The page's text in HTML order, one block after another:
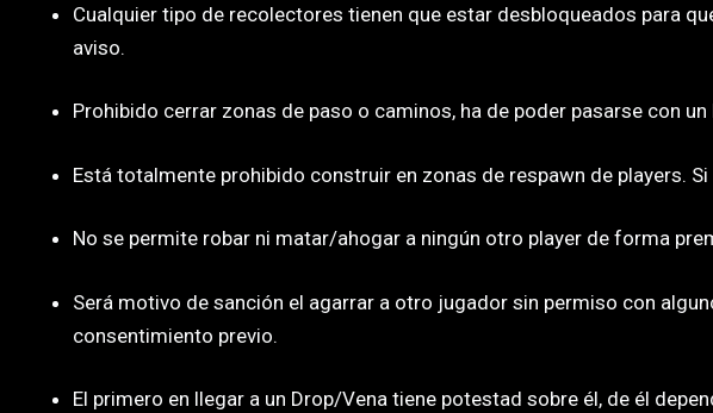
Cualquier tipo de recolectores tienen que estar desbloqueados para
aviso.
Prohibido cerrar zonas de paso o caminos, ha de poder pasarse con
Está totalmente prohibido construir en zonas de respawn de players.
No se permite robar ni matar/ahogar a ningún otro player de forma
Será motivo de sanción el agarrar a otro jugador sin permiso con
consentimiento previo.
El primero en llegar a un Drop/Vena tiene potestad sobre él, de él